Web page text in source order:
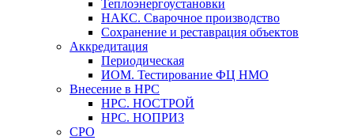
Теплоэнергоустановки
НАКС. Сварочное производство
Сохранение и реставрация объектов
Аккредитация
Периодическая
ИОМ. Тестирование ФЦ НМО
Внесение в НРС
НРС. НОСТРОЙ
НРС. НОПРИЗ
СРО